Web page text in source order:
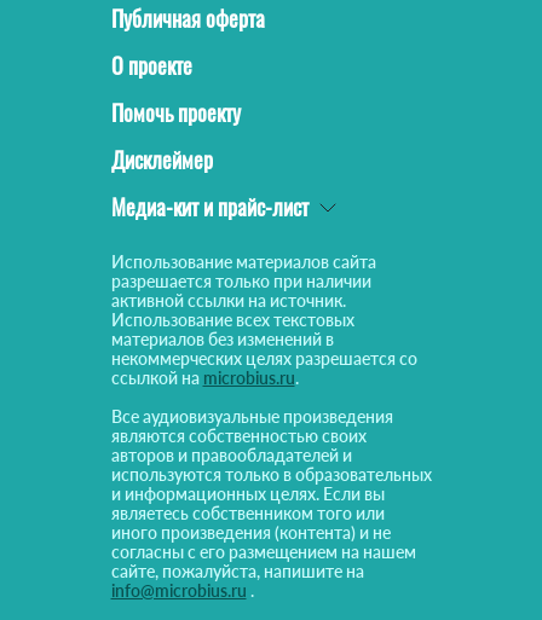
Публичная оферта
О проекте
Помочь проекту
Дисклеймер
Медиа-кит и прайс-лист
Использование материалов сайта
разрешается только при наличии
активной ссылки на источник.
Использование всех текстовых
материалов без изменений в
некоммерческих целях разрешается со
ссылкой на microbius.ru.
Все аудиовизуальные произведения
являются собственностью своих
авторов и правообладателей и
используются только в образовательных
и информационных целях. Если вы
являетесь собственником того или
иного произведения (контента) и не
согласны с его размещением на нашем
сайте, пожалуйста, напишите на
info@microbius.ru .